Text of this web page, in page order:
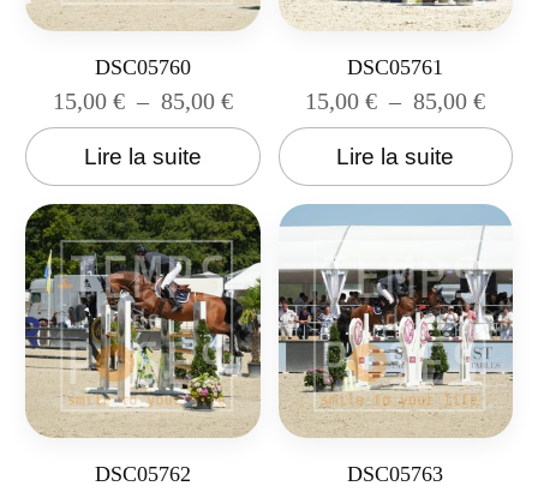
DSC05760
15,00 € – 85,00 €
Lire la suite
DSC05761
15,00€ – 85,00€
Lire la suite
DSC05762 DSC05763